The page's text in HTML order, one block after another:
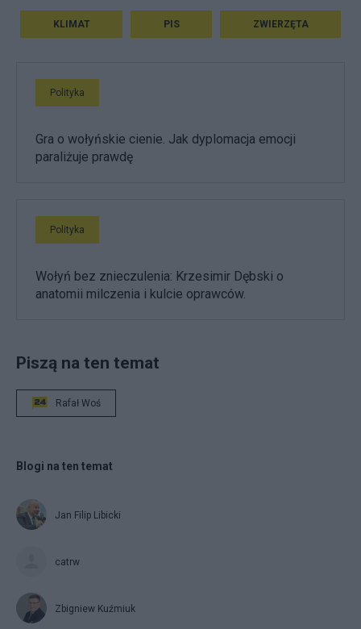
KLIMAT PIS ZWIERZĘTA
Polityka
Gra o wołyńskie cienie. Jak dyplomacja emocji
paraliżuje prawdę
Polityka
Wołyń bez znieczulenia: Krzesimir Dębski o
anatomii milczenia i kulcie oprawców.
Piszą na ten temat
Rafał Woś
Blogi na ten temat
Jan Filip Libicki
catrw
Zbigniew Kuźmiuk